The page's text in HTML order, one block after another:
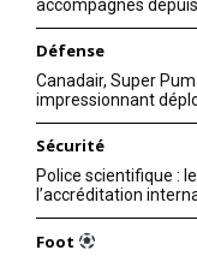
accompagnés depuis
Défense
Canadair, Super
impressionnant
Sécurité
Police scientifique :
l’accréditation
Foot